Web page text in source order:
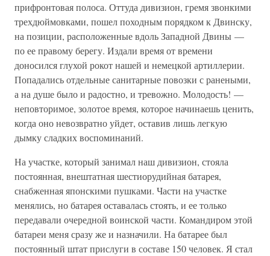
прифронтовая полоса. Оттуда дивизион, гремя звонкими
трехдюймовками, пошел походным порядком к Двинску,
на позиции, расположенные вдоль Западной Двины —
по ее правому берегу. Издали время от времени
доносился глухой рокот нашей и немецкой артиллерии.
Попадались отдельные санитарные повозки с ранеными,
а на душе было и радостно, и тревожно. Молодость! —
неповторимое, золотое время, которое начинаешь ценить,
когда оно невозвратно уйдет, оставив лишь легкую
дымку сладких воспоминаний.
На участке, который занимал наш дивизион, стояла
постоянная, внештатная шестиорудийная батарея,
снабженная японскими пушками. Части на участке
менялись, но батарея оставалась стоять, и ее только
передавали очередной воинской части. Командиром этой
батареи меня сразу же и назначили. На батарее был
постоянный штат прислуги в составе 150 человек. Я стал